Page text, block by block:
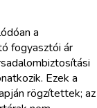
a
fogyasztói ár
Ezek a
rögzítettek; az